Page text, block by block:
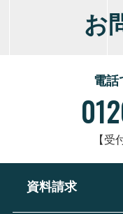
お
電話
【受
資料請求